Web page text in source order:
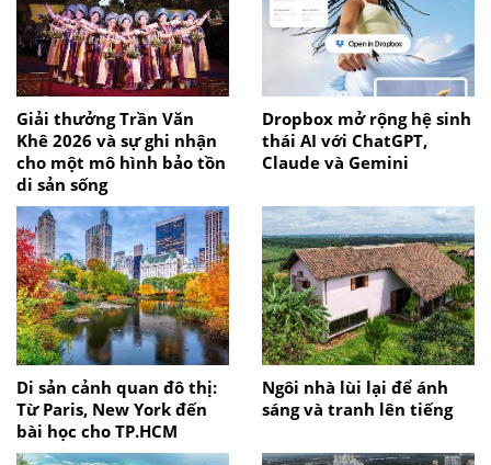
Giải thưởng Trần Văn
Khê 2026 và sự ghi nhận
cho một mô hình bảo tồn
di sản sống
Dropbox mở rộng hệ sinh
thái AI với ChatGPT,
Claude và Gemini
Di sản cảnh quan đô thị:
Từ Paris, New York đến
bài học cho TP.HCM
Ngôi nhà lùi lại để ánh
sáng và tranh lên tiếng